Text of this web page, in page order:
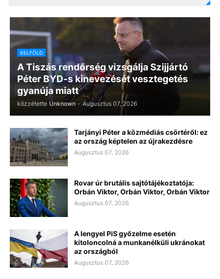
BELFÖLD
A Tiszás rendőrség vizsgálja Szijjártó
Péter BYD-s kinevezését vesztegetés
gyanúja miatt
közzétette Unknown - Augusztus 07, 2026
Tarjányi Péter a közmédiás csörtéről: ez
az ország képtelen az újrakezdésre
Augusztus 07, 2026
Rovar úr brutális sajtótájékoztatója:
Orbán Viktor, Orbán Viktor, Orbán Viktor
Augusztus 07, 2026
A lengyel PiS győzelme esetén
kitoloncolná a munkanélküli ukránokat
az országból
Augusztus 07, 2026